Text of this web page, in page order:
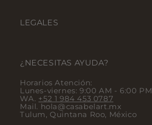
LEGALES
¿NECESITAS AYUDA?
Horarios Atención:
Lunes-viernes: 9:00 AM - 6:00 PM
WA. +52 1 984 453 0787
Mail. hola@casabelart.mx
Tulum, Quintana Roo, México